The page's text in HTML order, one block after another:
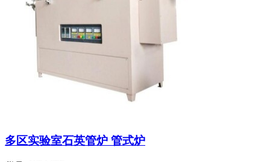
多区实验室石英管炉 管式炉